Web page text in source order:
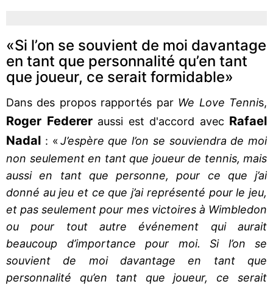
«Si l’on se souvient de moi davantage
en tant que personnalité qu’en tant
que joueur, ce serait formidable»
Dans des propos rapportés par We Love Tennis,
Roger Federeraussi est d'accord avec Rafael
Nadal : «J’espère que l’on se souviendra de moi
non seulement en tant que joueur de tennis, mais
aussi en tant que personne, pour ce que j’ai
donné au jeu et ce que j’ai représenté pour le jeu,
et pas seulement pour mes victoires à Wimbledon
ou pour tout autre événement qui aurait
beaucoup d’importance pour moi. Si l’on se
souvient de moi davantage en tant que
personnalité qu’en tant que joueur, ce serait